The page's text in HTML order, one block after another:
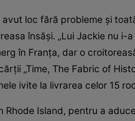
avut loc fără probleme şi
însăşi. „Lui Jackie nu
în Franţa, dar o
„Time, The Fabric of
ivite la livrarea celor 15
Rhode Island, pentru a